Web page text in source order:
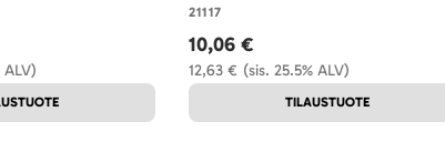
ALV)
21117
(sis. 25.5% ALV)
12,63 €
10,06 €
TILAUSTUOTE